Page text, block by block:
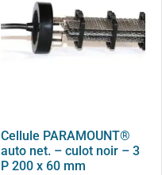
Cellule PARAMOUNT®
auto net. – culot noir – 3
P 200 x 60 mm